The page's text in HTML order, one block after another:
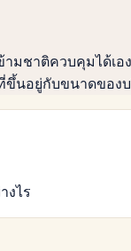
าติควบคุมได้เอ
ขึ้นอยู่กับขนาดของ
งไร